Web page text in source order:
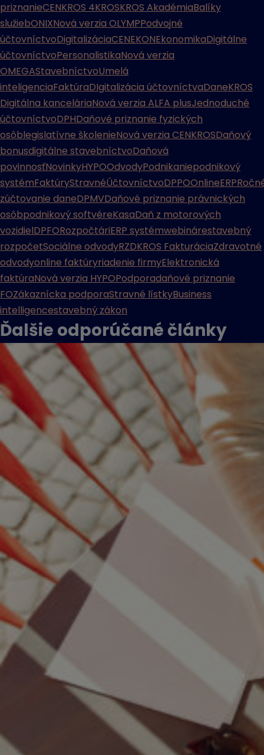
priznanieCENKROS 4KROSKROS AkadémiaBalíky
služiebONIXNová verzia OLYMPPodvojné
účtovníctvoDigitalizáciaCENEKONEkonomikaDigitálne
účtovníctvoPersonalistikaNová verzia
OMEGAStavebníctvoUmelá
inteligenciaFaktúraDIgitalizácia účtovníctvaDaneKROS
Digitálna kanceláriaNová verzia ALFA plusJednoduché
účtovníctvoDPHDaňové priznanie fyzických
osôblegislatívne školenieNová verzia CENKROSDaňový
bonusdigitálne stavebníctvoDaňová
povinnosťNovinkyHYPOOdvodyPodnikaniepodnikový
systémFaktúryStravnéÚčtovníctvoDPPOOnlineERP
zúčtovanie daneDPMVDaňové priznanie právnických
osôbpodnikový softvéreKasaDaň z motorových
vozidielDPFORozpočtáriERP systémwebinárestavebný
rozpočetSociálne odvodyRZDKROS FakturáciaZdravotné
odvodyonline faktúryriadenie firmyElektronická
faktúraNová verzia HYPOPodporadaňové priznanie
FOZákaznícka podporaStravné lístkyBusiness
intelligencestavebný zákon
Ďalšie odporúčané články